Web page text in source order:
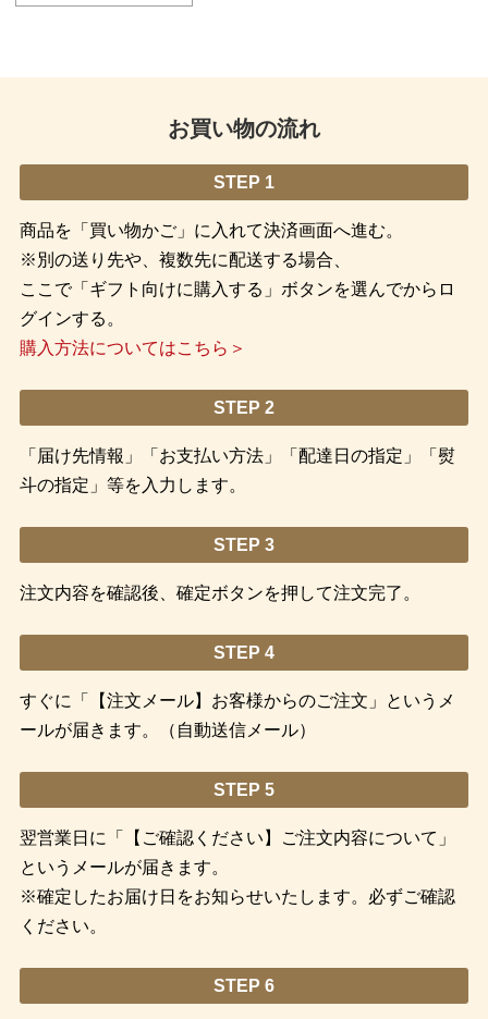
お買い物の流れ
STEP 1
商品を「買い物かご」に入れて決済画面へ進む。
※別の送り先や、複数先に配送する場合、
ここで「ギフト向けに購入する」ボタンを選んでからロ
グインする。
購入方法についてはこちら＞
STEP 2
「届け先情報」「お支払い方法」「配達日の指定」「熨
斗の指定」等を入力します。
STEP 3
注文内容を確認後、確定ボタンを押して注文完了。
STEP 4
すぐに「【注文メール】お客様からのご注文」というメ
ールが届きます。（自動送信メール）
STEP 5
翌営業日に「【ご確認ください】ご注文内容について」
というメールが届きます。
※確定したお届け日をお知らせいたします。必ずご確認
ください。
STEP 6